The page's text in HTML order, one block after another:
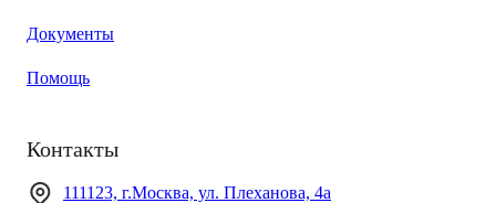
Документы
Помощь
Контакты
111123, г.Москва, ул. Плеханова, 4а